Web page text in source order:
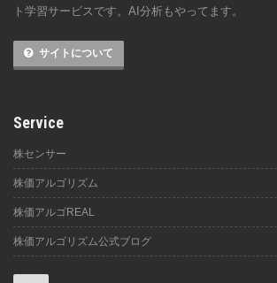
ト学習サービスです。AI分析もやってます。
サイトについて
Service
株センサー
株価アルゴリズム
株価アルゴREAL
株価アルゴリズム公式ブログ